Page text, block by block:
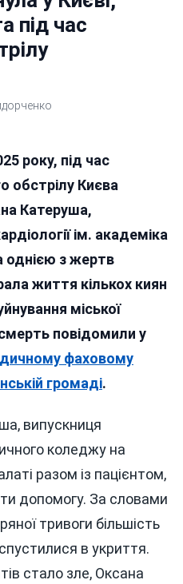
під час
року, під час
обстрілу Києва
Катеруша,
ім. академіка
однією з жертв
життя кількох киян
міської
повідомили у
фаховому
громаді.
випускниця
коледжу на
разом із пацієнтом,
допомогу. За словами
тривоги більшість
в укриття.
стало зле, Оксана